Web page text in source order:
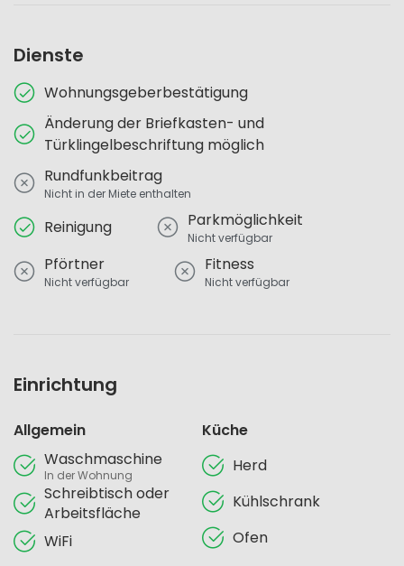
Dienste
Wohnungsgeberbestätigung
Änderung der Briefkasten- und
Türklingelbeschriftung möglich
Rundfunkbeitrag
Nicht in der Miete enthalten
Reinigung Parkmöglichkeit
Nicht verfügbar
Pförtner
Nicht verfügbar
Fitness
Nicht verfügbar
Einrichtung
Allgemein
Waschmaschine
In der Wohnung
Schreibtisch oder
Arbeitsfläche
WiFi
Küche
Herd
Kühlschrank
Ofen